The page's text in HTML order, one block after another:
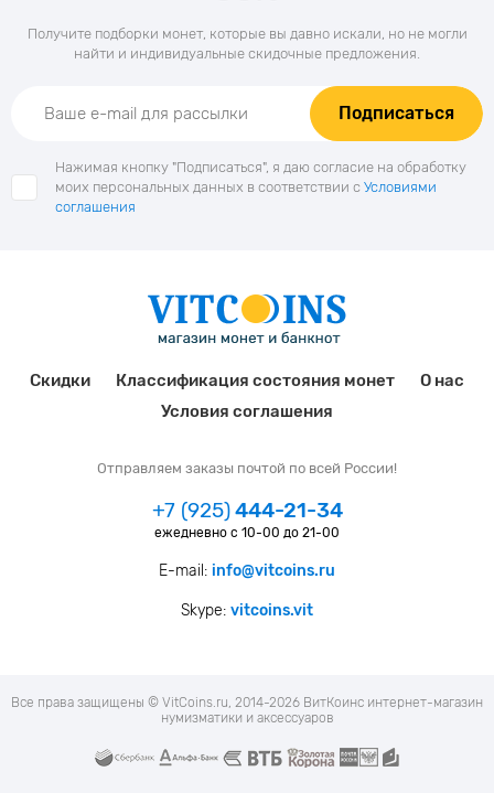
Получите подборки монет, которые вы давно искали, но не могли
найти и индивидуальные скидочные предложения.
Подписаться
Нажимая кнопку "Подписаться", я даю согласие на обработку
моих персональных данных в соответствии с Условиями
соглашения
Скидки Классификация состояния монет
О нас
Условия соглашения
Отправляем заказы почтой по всей России!
+7 (925)444-21-34
ежедневно с 10-00 до 21-00
E-mail: info@vitcoins.ru
Skype: vitcoins.vit
Все права защищены © VitCoins.ru, 2014-2026 ВитКоинс интернет-магазин
нумизматики и аксессуаров